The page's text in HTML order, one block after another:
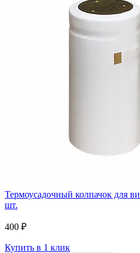
Термоусадочный колпачок для
шт.
400 ₽
Купить в 1 клик